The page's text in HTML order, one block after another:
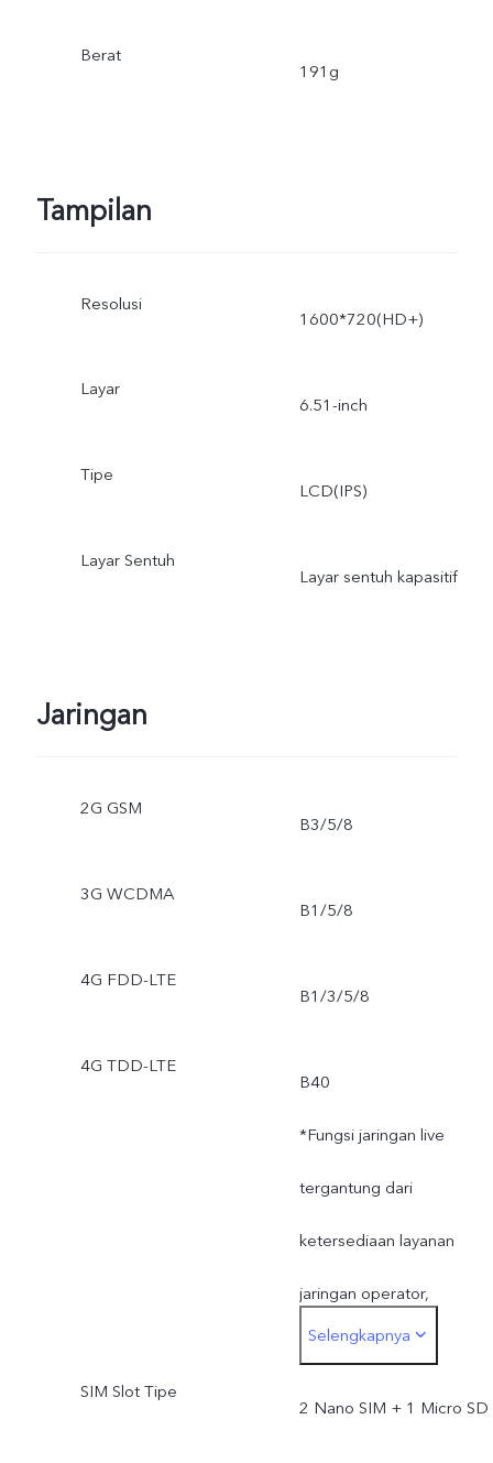
Berat
191g
Tampilan
Resolusi
1600*720(HD+)
Layar
6.51-inch
Tipe
LCD(IPS)
Layar Sentuh
Layar sentuh kapasitif
Jaringan
2G GSM
B3/5/8
3G WCDMA
B1/5/8
4G FDD-LTE
B1/3/5/8
4G TDD-LTE
B40
*Fungsi jaringan live
tergantung dari
ketersediaan layanan
jaringan operator,
ketentuan dan hukum
berlaku, dukungan
Selengkapnya
SIM Slot Tipe
2 Nano SIM + 1 Micro SD